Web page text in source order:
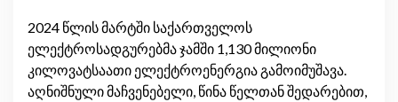
2024 წლის მარტში საქართველოს
ელექტროსადგურებმა ჯამში 1,130 მილიონი
კილოვატსაათი ელექტროენერგია გამოიმუშავა.
აღნიშნული მაჩვენებელი, წინა წელთან შედარებით,